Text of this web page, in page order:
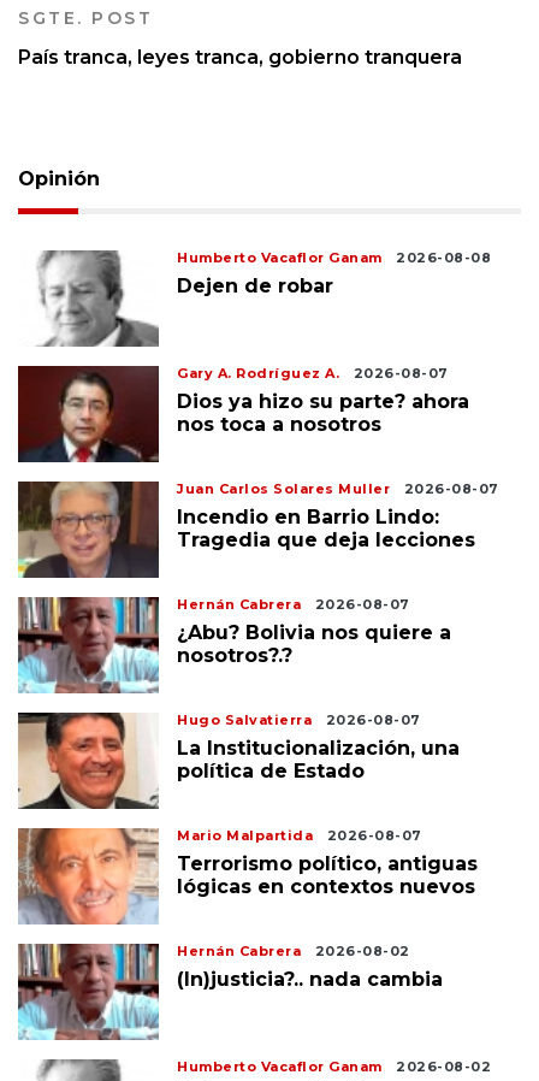
SGTE. POST
País tranca, leyes tranca, gobierno tranquera
Opinión
Humberto Vacaflor Ganam 2026-08-08
Dejen de robar
Gary A. Rodríguez A. 2026-08-07
Dios ya hizo su parte? ahora
nos toca a nosotros
Juan Carlos Solares Muller 2026-08-07
Incendio en Barrio Lindo:
Tragedia que deja lecciones
Hernán Cabrera 2026-08-07
¿Abu? Bolivia nos quiere a
nosotros?.?
Hugo Salvatierra 2026-08-07
La Institucionalización, una
política de Estado
Mario Malpartida 2026-08-07
Terrorismo político, antiguas
lógicas en contextos nuevos
Hernán Cabrera 2026-08-02
(In)justicia?.. nada cambia
Humberto Vacaflor Ganam 2026-08-02